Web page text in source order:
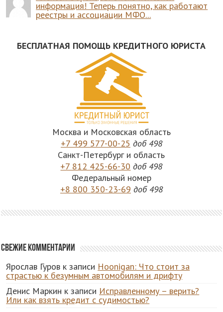
информация! Теперь понятно, как работают
реестры и ассоциации МФО...
БЕСПЛАТНАЯ ПОМОЩЬ КРЕДИТНОГО ЮРИСТА
Москва и Московская область
+7 499 577-00-25 доб 498
Санкт-Петербург и область
+7 812 425-66-30 доб 498
Федеральный номер
+8 800 350-23-69 доб 498
Свежие комментарии
Ярослав Гуров к записи Hoonigan: Что стоит за
страстью к безумным автомобилям и дрифту
Денис Маркин к записи Исправленному – верить?
Или как взять кредит с судимостью?